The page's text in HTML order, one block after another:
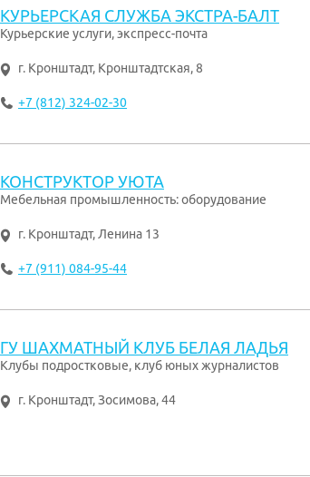
КУРЬЕРСКАЯ СЛУЖБА ЭКСТРА-БАЛТ
Курьерские услуги, экспресс-почта
г. Кронштадт, Кронштадтская, 8
+7 (812) 324-02-30
КОНСТРУКТОР УЮТА
Мебельная промышленность: оборудование
г. Кронштадт,Ленина 13
+7 (911) 084-95-44
ГУ ШАХМАТНЫЙ КЛУБ БЕЛАЯ ЛАДЬЯ
Клубы подростковые, клуб юных журналистов
г. Кронштадт,Зосимова, 44